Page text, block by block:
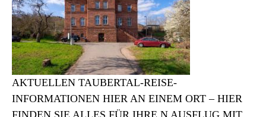
AKTUELLEN TAUBERTAL-REISE-
INFORMATIONEN HIER AN EINEM ORT – HIER